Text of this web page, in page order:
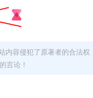
内容侵犯了原著者的合法权
言论！